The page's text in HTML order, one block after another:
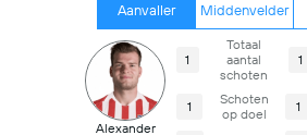
Aanvaller Middenvelder
Alexander
1
Totaal
aantal
schoten
1
1
Schoten
op doel
1